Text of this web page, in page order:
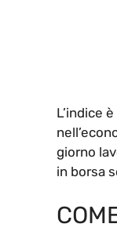
L’indice
giorno
in borsa